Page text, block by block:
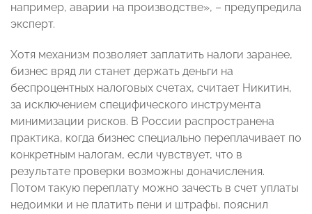
например, аварии на производстве», – предупредила
эксперт.
Хотя механизм позволяет заплатить налоги заранее,
бизнес вряд ли станет держать деньги на
беспроцентных налоговых счетах, считает Никитин,
за исключением специфического инструмента
минимизации рисков. В России распространена
практика, когда бизнес специально переплачивает по
конкретным налогам, если чувствует, что в
результате проверки возможны доначисления.
Потом такую переплату можно зачесть в счет уплаты
недоимки и не платить пени и штрафы, пояснил